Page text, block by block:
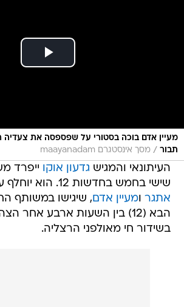
מעיין אדם בוכה בסטורי על שפספסה את צעדיה
תבור / מסך אינסטגרם maayanadam
העיתונאי והמגיש גדעון אוקו ייפרד
שישי בחמש בחדשות 12. הוא יוחלף על ידי
אתגר ומעיין אדם, שיגישו במשותף
הבא (12) בין השעות ארבע אחר
בשידור חי מאולפני הרצליה.